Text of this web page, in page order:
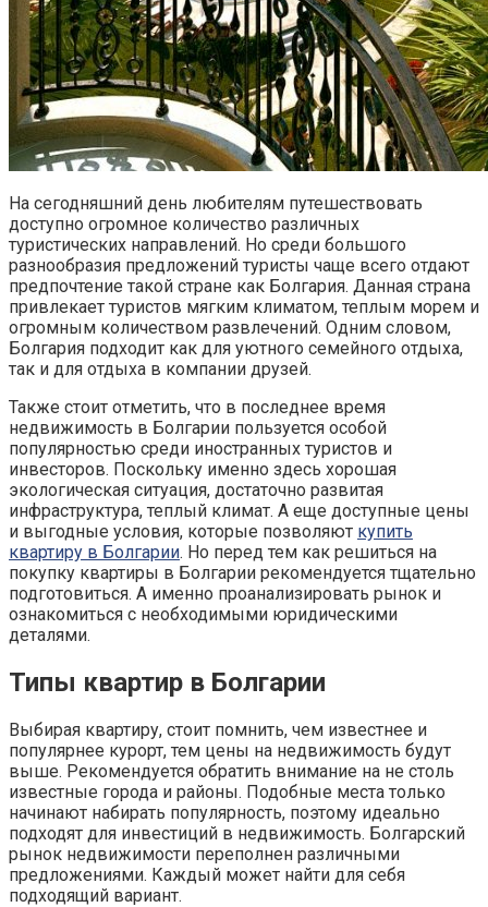
На сегодняшний день любителям путешествовать
доступно огромное количество различных
туристических направлений. Но среди большого
разнообразия предложений туристы чаще всего отдают
предпочтение такой стране как Болгария. Данная страна
привлекает туристов мягким климатом, теплым морем и
огромным количеством развлечений. Одним словом,
Болгария подходит как для уютного семейного отдыха,
так и для отдыха в компании друзей.
Также стоит отметить, что в последнее время
недвижимость в Болгарии пользуется особой
популярностью среди иностранных туристов и
инвесторов. Поскольку именно здесь хорошая
экологическая ситуация, достаточно развитая
инфраструктура, теплый климат. А еще доступные цены
и выгодные условия, которые позволяют купить
квартиру в Болгарии. Но перед тем как решиться на
покупку квартиры в Болгарии рекомендуется тщательно
подготовиться. А именно проанализировать рынок и
ознакомиться с необходимыми юридическими
деталями.
Типы квартир в Болгарии
Выбирая квартиру, стоит помнить, чем известнее и
популярнее курорт, тем цены на недвижимость будут
выше. Рекомендуется обратить внимание на не столь
известные города и районы. Подобные места только
начинают набирать популярность, поэтому идеально
подходят для инвестиций в недвижимость. Болгарский
рынок недвижимости переполнен различными
предложениями. Каждый может найти для себя
подходящий вариант.